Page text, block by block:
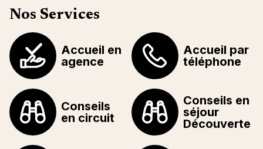
Nos Services
Accueil en
agence
Accueil par
téléphone
Conseils
en circuit
Conseils en
séjour
Découverte